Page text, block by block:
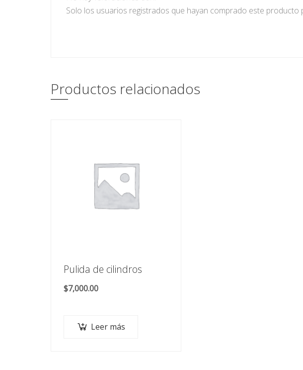
Solo los usuarios registrados que hayan comprado este producto
Productos relacionados
Pulida de cilindros
$7,000.00
Leer más